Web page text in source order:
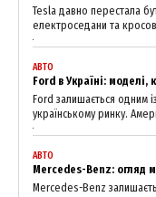
Tesla давно перестала
електроседани та
АВТО
Ford в Україні:
Ford залишається одним
українському ринку.
АВТО
Mercedes-Benz: огляд
Mercedes-Benz